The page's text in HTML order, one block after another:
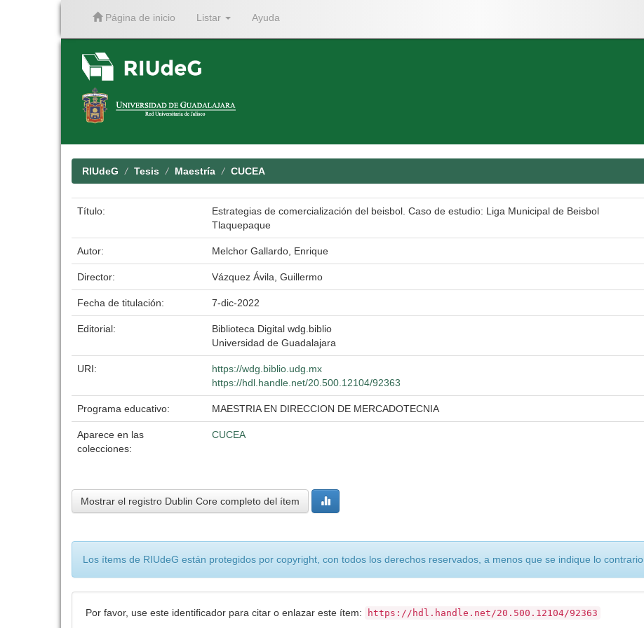
Página de inicio Listar Ayuda
RIUdeG Tesis Maestría CUCEA
Título:
Estrategias de comercialización del beisbol. Caso de estudio: Liga Municipal de Beisbol
Tlaquepaque
Autor: Melchor Gallardo, Enrique
Director: Vázquez Ávila, Guillermo
Fecha de titulación: 7-dic-2022
Editorial:
Biblioteca Digital wdg.biblio
Universidad de Guadalajara
URI:
https://wdg.biblio.udg.mx
https://hdl.handle.net/20.500.12104/92363
Programa educativo: MAESTRIA EN DIRECCION DE MERCADOTECNIA
Aparece en las
colecciones:
CUCEA
Mostrar el registro Dublin Core completo del ítem
Los ítems de RIUdeG están protegidos por copyright, con todos los derechos reservados, a menos que se indique lo contrario.
Por favor, use este identificador para citar o enlazar este ítem: https://hdl.handle.net/20.500.12104/92363